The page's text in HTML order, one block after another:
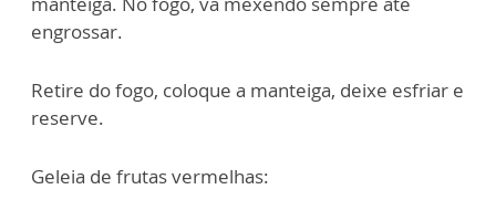
engrossar.
Retire do fogo, coloque a manteiga, deixe esfriar e
reserve.
Geleia de frutas vermelhas: